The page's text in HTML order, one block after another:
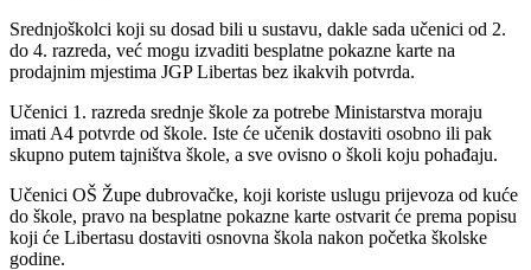
Srednjoškolci koji su dosad bili u sustavu, dakle sada učenici od 2.
do 4. razreda, već mogu izvaditi besplatne pokazne karte na
prodajnim mjestima JGP Libertas bez ikakvih potvrda.
Učenici 1. razreda srednje škole za potrebe Ministarstva moraju
imati A4 potvrde od škole. Iste će učenik dostaviti osobno ili pak
skupno putem tajništva škole, a sve ovisno o školi koju pohađaju.
Učenici OŠ Župe dubrovačke, koji koriste uslugu prijevoza od kuće
do škole, pravo na besplatne pokazne karte ostvarit će prema popisu
koji će Libertasu dostaviti osnovna škola nakon početka školske
godine.